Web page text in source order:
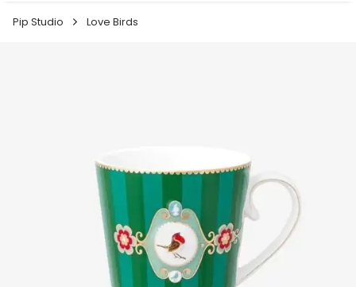
Pip Studio Love Birds